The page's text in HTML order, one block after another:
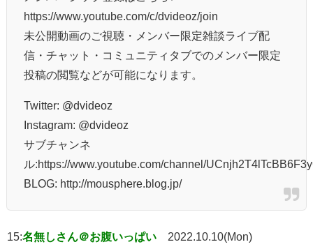
https://www.youtube.com/c/dvideoz/join
未公開動画のご視聴・メンバー限定雑談ライブ配
信・チャット・コミュニティタブでのメンバー限定
投稿の閲覧などが可能になります。
Twitter: @dvideoz
Instagram: @dvideoz
サブチャンネ
ル:https://www.youtube.com/channel/
BLOG: http://mousphere.blog.jp/
15:名無しさん＠お腹いっぱい
2022.10.10(Mon)